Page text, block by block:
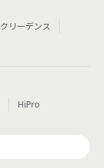
クリーデンス
HiPro